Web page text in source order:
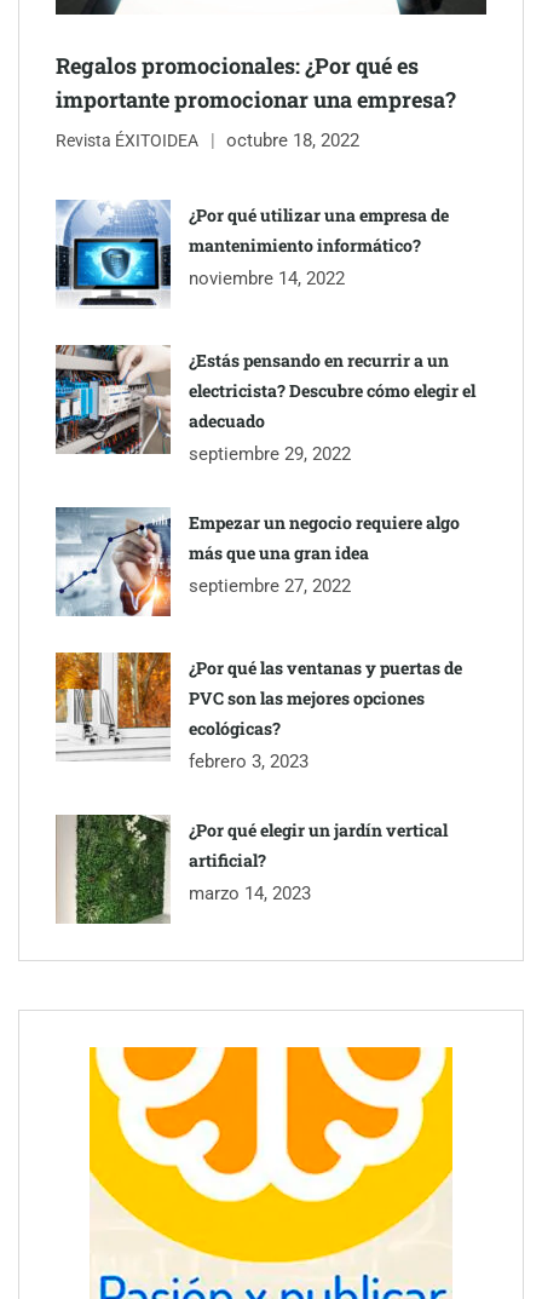
Regalos promocionales: ¿Por qué es
importante promocionar una empresa?
Revista ÉXITOIDEA octubre 18, 2022
¿Por qué utilizar una empresa de
mantenimiento informático?
noviembre 14, 2022
¿Estás pensando en recurrir a un
electricista? Descubre cómo elegir el
adecuado
septiembre 29, 2022
Empezar un negocio requiere algo
más que una gran idea
septiembre 27, 2022
¿Por qué las ventanas y puertas de
PVC son las mejores opciones
ecológicas?
febrero 3, 2023
¿Por qué elegir un jardín vertical
artificial?
marzo 14, 2023